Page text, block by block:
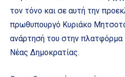
τον τόνο και σε αυτή την
πρωθυπουργό Κυριάκο
ανάρτησή του στην πλατφόρμα
Νέας Δημοκρατίας.